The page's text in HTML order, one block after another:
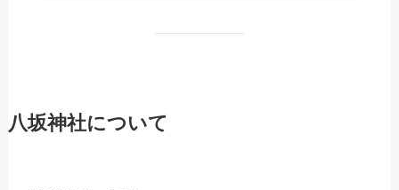
八坂神社について